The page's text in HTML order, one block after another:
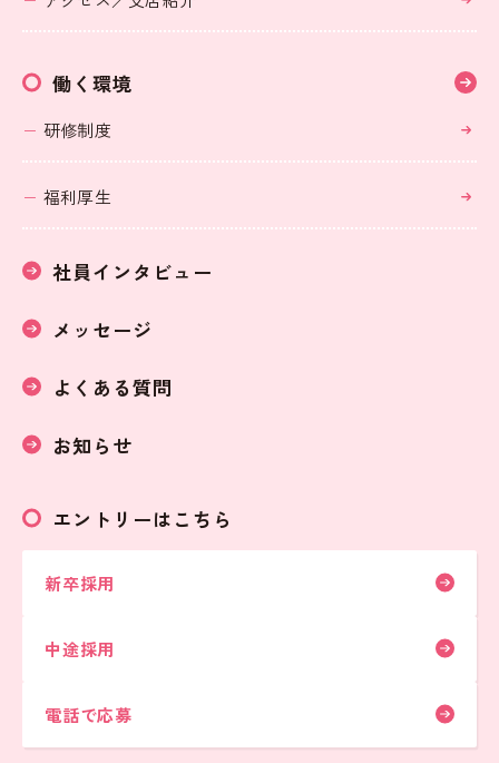
働く環境
研修制度
福利厚生
社員インタビュー
メッセージ
よくある質問
お知らせ
エントリーはこちら
新卒採用
中途採用
電話で応募